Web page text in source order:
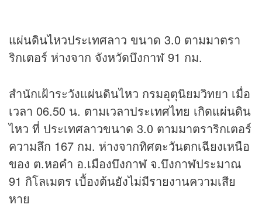
แผ่นดินไหวประเทศลาว ขนาด 3.0 ตามมาตรา
ริกเตอร์ ห่างจาก จังหวัดบึงกาฬ 91 กม.
สำนักเฝ้าระวังแผ่นดินไหว กรมอุตุนิยมวิทยา เมื่อ
เวลา 06.50 น. ตามเวลาประเทศไทย เกิดแผ่นดิน
ไหว ที่ ประเทศลาวขนาด 3.0 ตามมาตราริกเตอร์
ความลึก 167 กม. ห่างจากทิศตะวันตกเฉียงเหนือ
ของ ต.หอคำ อ.เมืองบึงกาฬ จ.บึงกาฬประมาณ
91 กิโลเมตร เบื้องต้นยังไม่มีรายงานความเสีย
หาย